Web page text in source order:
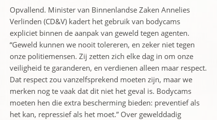
Opvallend. Minister van Binnenlandse Zaken Annelies
Verlinden (CD&V) kadert het gebruik van bodycams
expliciet binnen de aanpak van geweld tegen agenten.
“Geweld kunnen we nooit tolereren, en zeker niet tegen
onze politiemensen. Zij zetten zich elke dag in om onze
veiligheid te garanderen, en verdienen alleen maar respect.
Dat respect zou vanzelfsprekend moeten zijn, maar we
merken nog te vaak dat dit niet het geval is. Bodycams
moeten hen die extra bescherming bieden: preventief als
het kan, repressief als het moet.” Over gewelddadig